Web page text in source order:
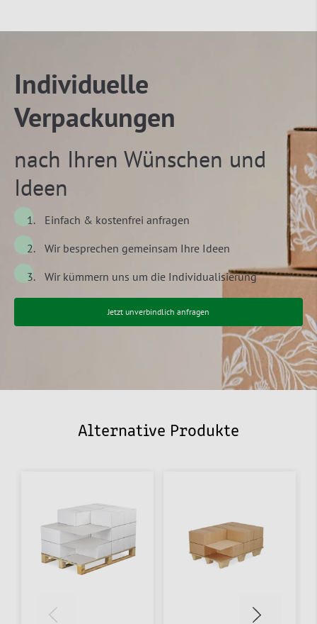
Individuelle
Verpackungen
nach Ihren Wünschen und
Ideen
Einfach & kostenfrei anfragen
Wir besprechen gemeinsam Ihre Ideen
Wir kümmern uns um die Individualisierung
Jetzt unverbindlich anfragen
Alternative Produkte